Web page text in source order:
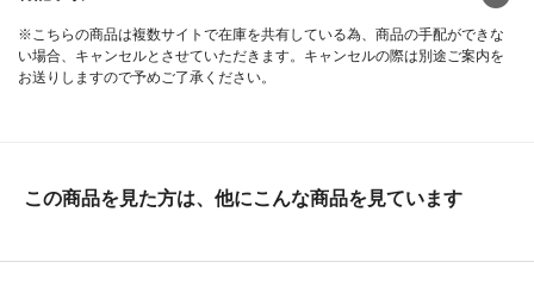
※こちらの商品は複数サイトで在庫を共有している為、商品の手配ができな
い場合、キャンセルとさせていただきます。キャンセルの際は別途ご案内を
お送りしますので予めご了承ください。
この商品を見た方は、他にこんな商品を見ています